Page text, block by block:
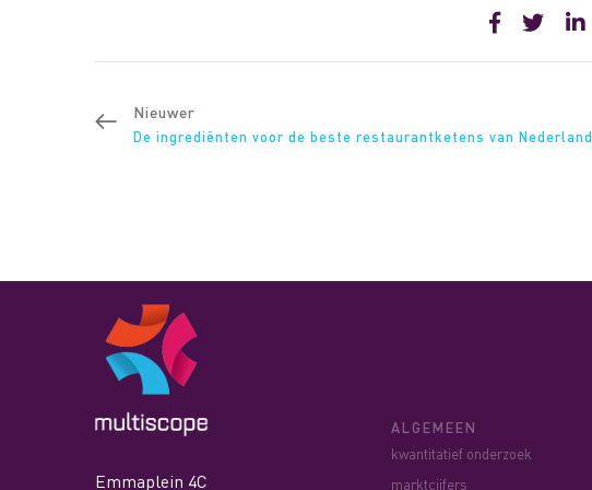
Nieuwer
De ingrediënten voor de beste restaurantketens van Nederland
Emmaplein 4C
ALGEMEEN
kwantitatief onderzoek
marktcijfers